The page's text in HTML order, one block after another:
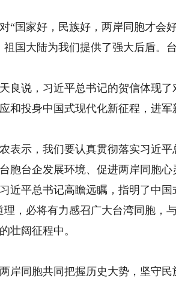
家好，民族好，两岸同胞才会
国大陆为我们提供了强大后盾。
说，习近平总书记的贺信体现了
和投身中国式现代化新征程，进
示，我们要认真贯彻落实习近平
胞台企发展环境、促进两岸同胞心
平总书记高瞻远瞩，指明了中国
，必将有力感召广大台湾同胞，
壮阔征程中。
同胞共同把握历史大势，坚守民